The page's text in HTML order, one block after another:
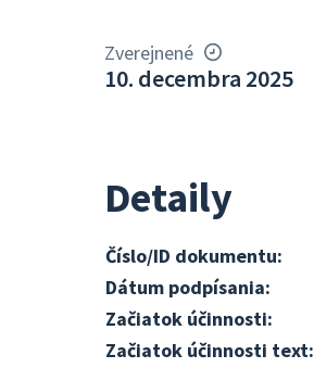
Zverejnené
10. decembra 2025
Detaily
Číslo/ID dokumentu:
Dátum podpísania:
Začiatok účinnosti:
Začiatok účinnosti text: